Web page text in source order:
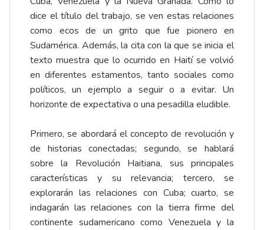
dice el título del trabajo, se ven estas relaciones
como ecos de un grito que fue pionero en
Sudamérica. Además, la cita con la que se inicia el
texto muestra que lo ocurrido en Haití se volvió
en diferentes estamentos, tanto sociales como
políticos, un ejemplo a seguir o a evitar. Un
horizonte de expectativa o una pesadilla eludible.
Primero, se abordará el concepto de revolución y
de historias conectadas; segundo, se hablará
sobre la Revolución Haitiana, sus principales
características y su relevancia; tercero, se
explorarán las relaciones con Cuba; cuarto, se
indagarán las relaciones con la tierra firme del
continente sudamericano como Venezuela y la